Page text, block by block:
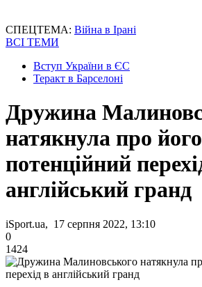
СПЕЦТЕМА: Війна в Ірані
ВСІ ТЕМИ
Вступ України в ЄС
Теракт в Барселоні
Дружина
натякнула про його
потенційний
англійський гранд
iSport.ua, 17 серпня 2022, 13:10
0
1424